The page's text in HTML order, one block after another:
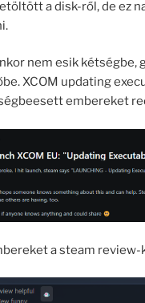
a disk-ről, de ez
nem esik kétségbe,
XCOM updating
embereket
a steam review-